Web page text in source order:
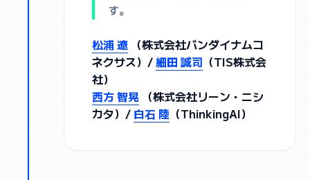
す。
松浦 遼 （株式会社バンダイナムコ
ネクサス）/細田 誠司 （TIS株式会
社）
西方 智晃 （株式会社リーン・ニシ
カタ）/ 白石 陸 （ThinkingAI）